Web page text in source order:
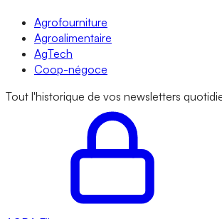
Agrofourniture
Agroalimentaire
AgTech
Coop-négoce
Tout l'historique de vos newsletters